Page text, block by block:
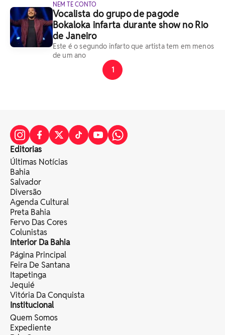
NEM TE CONTO
Vocalista do grupo de pagode
Bokaloka infarta durante show no Rio
de Janeiro
Este é o segundo infarto que artista tem em menos
de um ano
1
Editorias
Últimas Notícias
Bahia
Salvador
Diversão
Agenda Cultural
Preta Bahia
Fervo Das Cores
Colunistas
Interior Da Bahia
Página Principal
Feira De Santana
Itapetinga
Jequié
Vitória Da Conquista
Institucional
Quem Somos
Expediente